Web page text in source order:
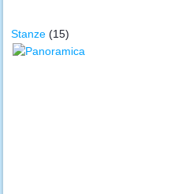
Stanze (15)